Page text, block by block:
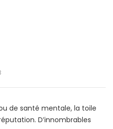
de santé mentale, la toile
D’innombrables